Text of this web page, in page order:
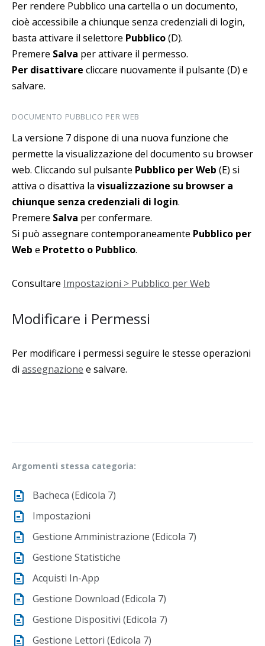
Per rendere Pubblico una cartella o un documento,
cioè accessibile a chiunque senza credenziali di login,
basta attivare il selettore Pubblico(D).
Premere Salva per attivare il permesso.
Per disattivare cliccare nuovamente il pulsante (D) e
salvare.
DOCUMENTO PUBBLICO PER WEB
La versione 7 dispone di una nuova funzione che
permette la visualizzazione del documento su browser
web. Cliccando sul pulsante Pubblico per Web (E) si
attiva o disattiva la visualizzazione su browser a
chiunque senza credenziali di login.
Premere Salva per confermare.
Si può assegnare contemporaneamente Pubblico per
Web e Protetto o Pubblico.
Consultare Impostazioni > Pubblico per Web
Modificare i Permessi
Per modificare i permessi seguire le stesse operazioni
di assegnazione e salvare.
Argomenti stessa categoria:
Bacheca (Edicola 7)
Impostazioni
Gestione Amministrazione (Edicola 7)
Gestione Statistiche
Acquisti In-App
Gestione Download (Edicola 7)
Gestione Dispositivi (Edicola 7)
Gestione Lettori (Edicola 7)